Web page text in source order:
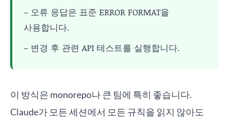
– 오류 응답은 표준 ERROR FORMAT을
사용합니다.
– 변경 후 관련 API 테스트를 실행합니다.
이 방식은 monorepo나 큰 팀에 특히 좋습니다.
Claude가 모든 세션에서 모든 규칙을 읽지 않아도